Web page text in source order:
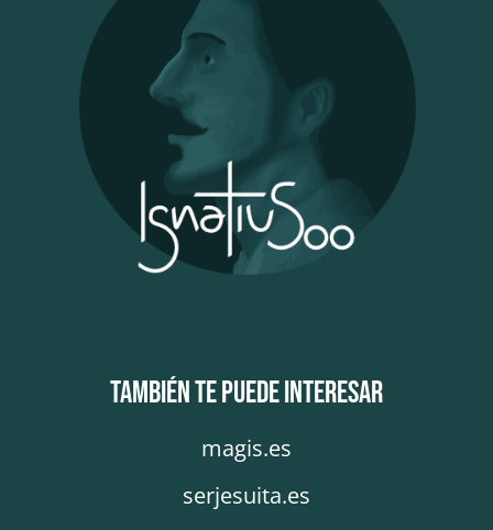
También te puede interesar
magis.es
serjesuita.es